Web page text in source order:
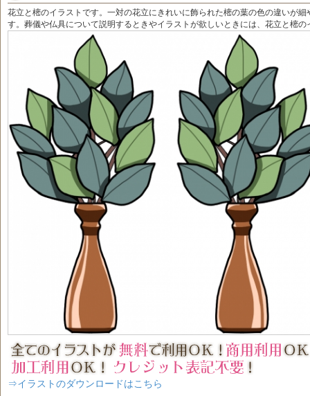
花立と樒のイラストです。一対の花立にきれいに飾られた樒の葉の色の違いが
す。葬儀や仏具について説明するときやイラストが欲しいときには、花立と樒
⇒イラストのダウンロードはこちら